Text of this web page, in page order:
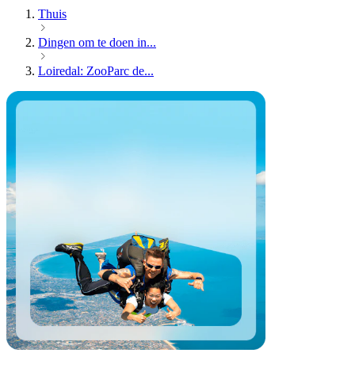
Thuis
Dingen om te doen in...
Loiredal: ZooParc de...